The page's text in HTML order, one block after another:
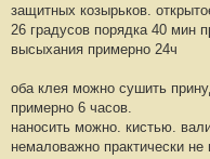
защитных козырьков.
26 градусов порядка 40 мин
высыхания примерно 24ч
оба клея можно сушить
примерно 6 часов.
наносить можно. кистью.
немаловажно практически не